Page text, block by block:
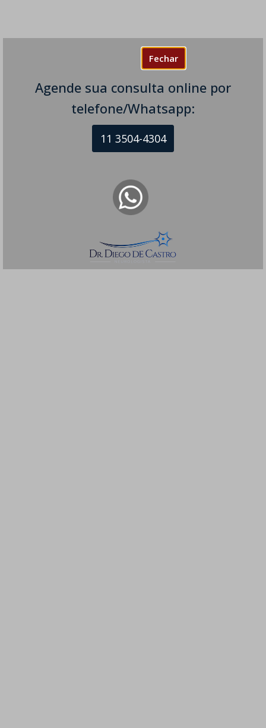
Fechar
Agende sua consulta online por
telefone/Whatsapp:
11 3504-4304